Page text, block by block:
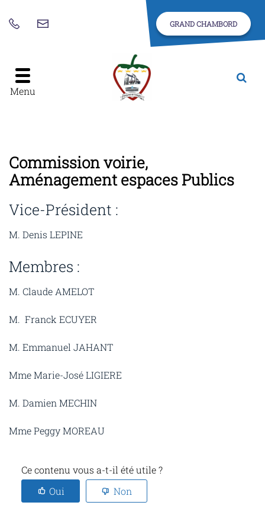
42
24
GRAND CHAMBORD
Menu
Commission voirie,
Aménagement espaces Publics
Vice-Président :
M. Denis LEPINE
Membres :
M. Claude AMELOT
M. Franck ECUYER
M. Emmanuel JAHANT
Mme Marie-José LIGIERE
M. Damien MECHIN
Mme Peggy MOREAU
Ce contenu vous a-t-il été utile ?
Oui
Non